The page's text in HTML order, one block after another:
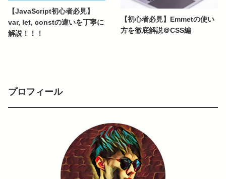
【JavaScript初心者必見】
var, let, constの違いを丁寧に
解説！！！
【初心者必見】Emmetの使い
方を徹底解説＠CSS編
プロフィール